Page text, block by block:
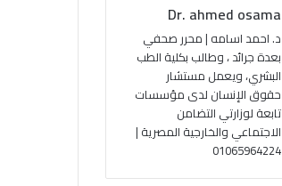
ر
ا
م
ل
م
و
ق
ع
Dr. ahmed osama
د. احمد اسامه | محرر صحفي
بعدة جرائد ، وطالب بكلية الطب
البشري، ويعمل مستشار
حقوق الإنسان لدى مؤسسات
تابعة لوزارتي التضامن
الاجتماعي والخارجية المصرية |
01065964224